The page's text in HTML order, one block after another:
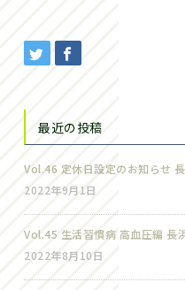
最近の投稿
Vol.46 定休日設定のお知らせ
2022年9月1日
Vol.45 生活習慣病 高血圧編 長
2022年8月10日